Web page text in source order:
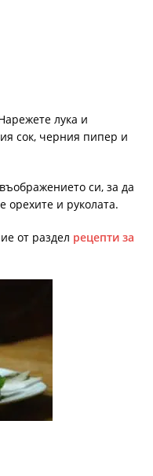
лука и
сок, черния пипер и
си, за да
орехите и руколата.
от раздел рецепти за